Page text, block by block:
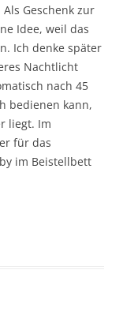
Geschenk zur
Idee, weil das
Ich denke später
Nachtlicht
nach 45
bedienen kann,
liegt. Im
für das
im Beistellbett